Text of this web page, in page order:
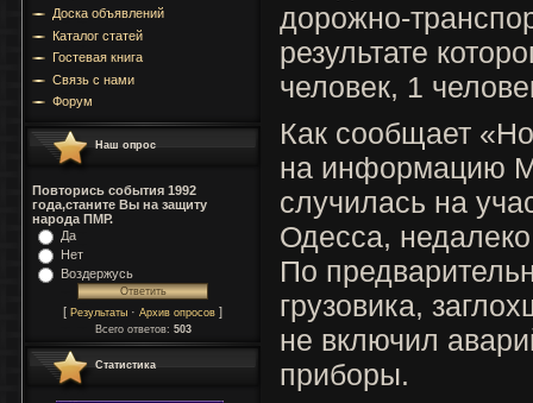
Доска объявлений
Каталог статей
Гостевая книга
Связь с нами
Форум
Наш опрос
Повторись события 1992
года,станите Вы на защиту
народа ПМР.
Да
Нет
Воздержусь
[ Результаты · Архив опросов ]
Всего ответов: 503
Статистика
дорожно-
результате
человек, 1
Как сообщает
на информацию
случилась на
Одесса,
По
грузовика,
не включил
приборы.